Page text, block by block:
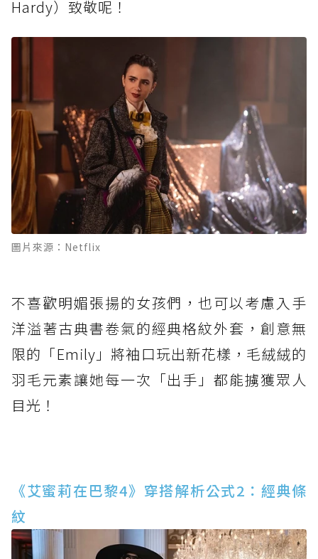
Hardy）致敬呢！
圖片來源：Netflix
不喜歡明媚張揚的女孩們，也可以考慮入手
洋溢著古典書卷氣的經典格紋外套，創意無
限的「Emily」將袖口玩出新花樣，毛絨絨的
羽毛元素讓她每一次「出手」都能擄獲眾人
目光！
《艾蜜莉在巴黎4》穿搭解析公式2：經典條
紋